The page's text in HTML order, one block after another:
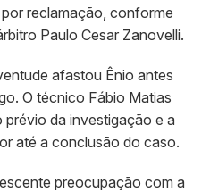
reclamação, conforme
Paulo Cesar Zanovelli.
afastou Ênio antes
O técnico Fábio Matias
da investigação e a
até a conclusão do caso.
preocupação com a